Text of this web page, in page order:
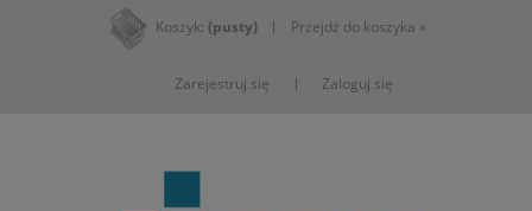
Koszyk: (pusty) Przejdź do koszyka »
Zarejestruj się Zaloguj się